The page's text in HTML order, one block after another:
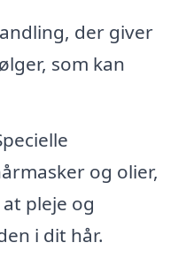
der giver
som kan
og olier,
pleje og
i dit hår.